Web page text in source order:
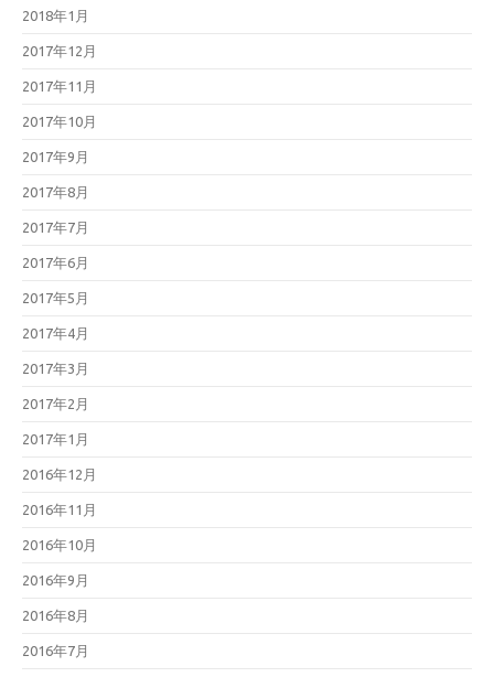
2018年1月
2017年12月
2017年11月
2017年10月
2017年9月
2017年8月
2017年7月
2017年6月
2017年5月
2017年4月
2017年3月
2017年2月
2017年1月
2016年12月
2016年11月
2016年10月
2016年9月
2016年8月
2016年7月